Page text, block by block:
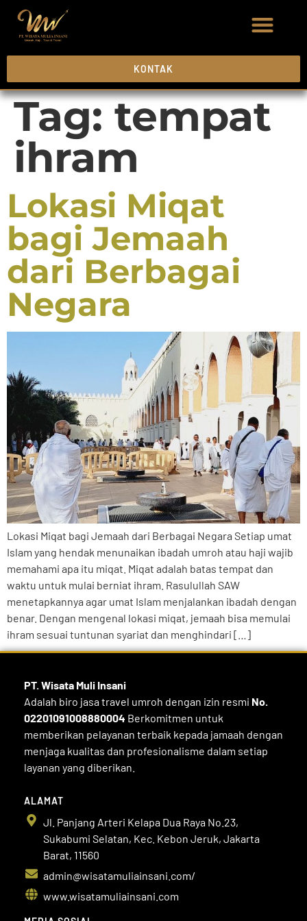
KONTAK
Tag:tempat
ihram
Lokasi Miqat
bagi Jemaah
dari Berbagai
Negara
Lokasi Miqat bagi Jemaah dari Berbagai Negara Setiap umat
Islam yang hendak menunaikan ibadah umroh atau haji wajib
memahami apa itu miqat. Miqat adalah batas tempat dan
waktu untuk mulai berniat ihram. Rasulullah SAW
menetapkannya agar umat Islam menjalankan ibadah dengan
benar. Dengan mengenal lokasi miqat, jemaah bisa memulai
ihram sesuai tuntunan syariat dan menghindari […]
PT. Wisata Muli Insani
Adalah biro jasa travel umroh dengan izin resmi No.
02201091008880004 Berkomitmen untuk
memberikan pelayanan terbaik kepada jamaah dengan
menjaga kualitas dan profesionalisme dalam setiap
layanan yang diberikan.
ALAMAT
Jl. Panjang Arteri Kelapa Dua Raya No.23,
Sukabumi Selatan, Kec. Kebon Jeruk, Jakarta
Barat, 11560
admin@wisatamuliainsani.com/
www.wisatamuliainsani.com